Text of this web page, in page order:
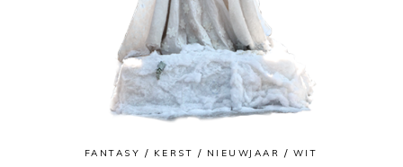
FANTASY KERST NIEUWJAAR WIT